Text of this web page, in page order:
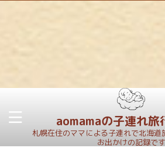
aomamaの子連れ旅
札幌在住のママによる子連れで北海道
お出かけの記録です